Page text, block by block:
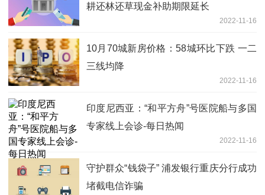
耕还林还草现金补助期限延长
2022-11-16
10月70城新房价格：58城环比下跌 一二
三线均降
2022-11-16
印度尼西亚：“和平方舟”号医院船与多国
专家线上会诊-每日热闻
2022-11-16
守护群众“钱袋子” 浦发银行重庆分行成功
堵截电信诈骗